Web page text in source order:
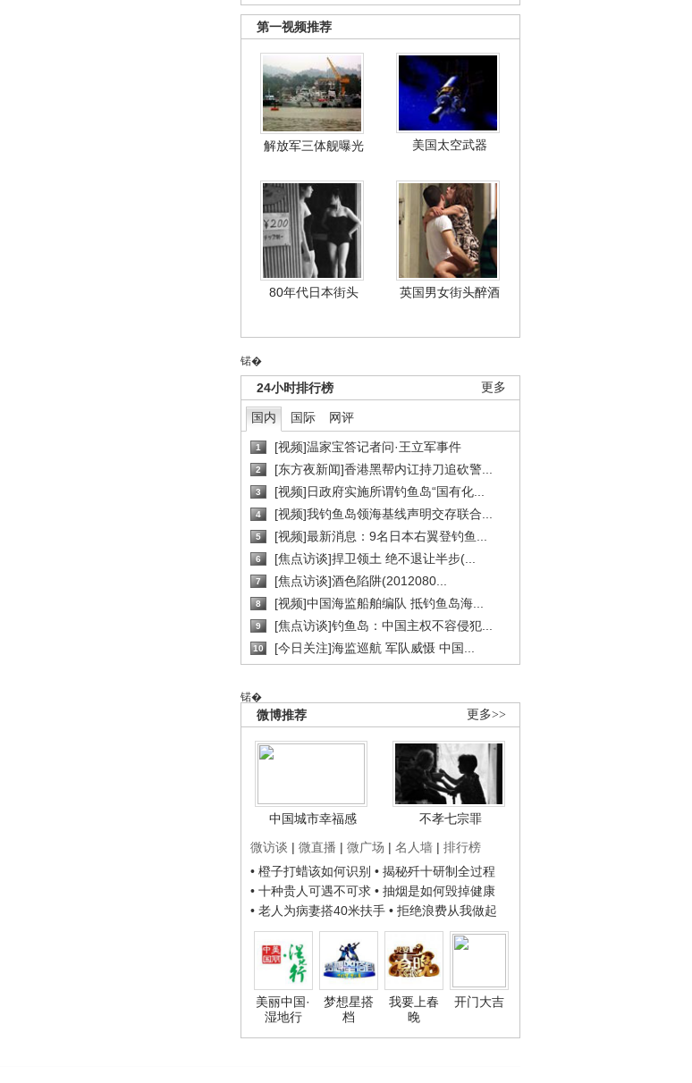
第一视频推荐
解放军三体舰曝光 美国太空武器
80年代日本街头 英国男女街头醉酒
锘�
更多
24小时排行榜
国内 国际 网评
1 [视频]温家宝答记者问·王立军事件
2 [东方夜新闻]香港黑帮内讧持刀追砍警...
3 [视频]日政府实施所谓钓鱼岛“国有化...
4 [视频]我钓鱼岛领海基线声明交存联合...
5 [视频]最新消息：9名日本右翼登钓鱼...
6 [焦点访谈]捍卫领土 绝不退让半步(...
7 [焦点访谈]酒色陷阱(2012080...
8 [视频]中国海监船舶编队 抵钓鱼岛海...
9 [焦点访谈]钓鱼岛：中国主权不容侵犯...
10 [今日关注]海监巡航 军队威慑 中国...
锘�
更多>>
微博推荐
中国城市幸福感
不孝七宗罪
微访谈 | 微直播 | 微广场 | 名人墙 | 排行榜
• 橙子打蜡该如何识别 • 揭秘歼十研制全过程
• 十种贵人可遇不可求 • 抽烟是如何毁掉健康
• 老人为病妻搭40米扶手 • 拒绝浪费从我做起
美丽中国·
湿地行
梦想星搭
档
我要上春
晚
开门大吉